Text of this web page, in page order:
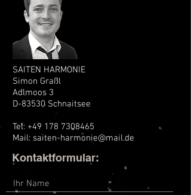
SAITEN HARMONIE
Simon Graßl
Adlmoos 3
D-83530 Schnaitsee
Tel: +49 178 7308465
Mail: saiten-harmonie@mail.de
Kontaktformular: